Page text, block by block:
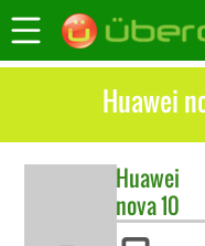
Huawei
Huawei
nova 10